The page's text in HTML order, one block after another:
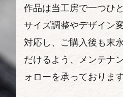
作品は当工房で一つひ
サイズ調整やデザイン
対応し、ご購入後も末
だけるよう、メンテナ
ォローを承っております